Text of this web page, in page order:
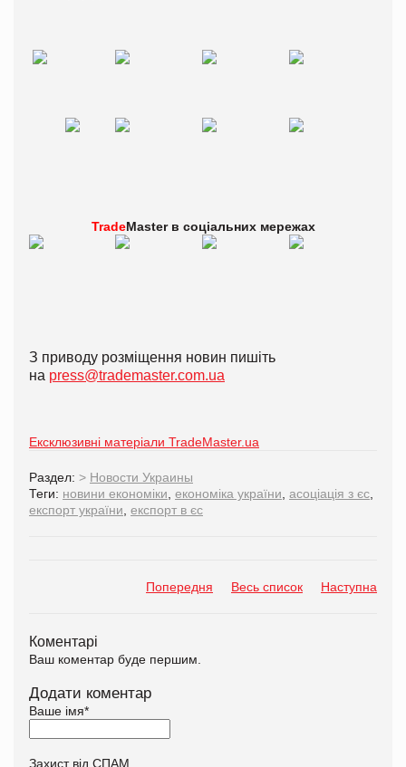
TradeMaster в соціальних мережах
З приводу розміщення новин пишіть
на press@trademaster.com.ua
Ексклюзивні матеріали TradeMaster.ua
Раздел: > Новости Украины
Теги: новини економіки економіка україни асоціація з єс
експорт україни експорт в єс
Попередня Весь список Наступна
Коментарі
Ваш коментар буде першим.
Додати коментар
Ваше імя*
Захист від СПАМ